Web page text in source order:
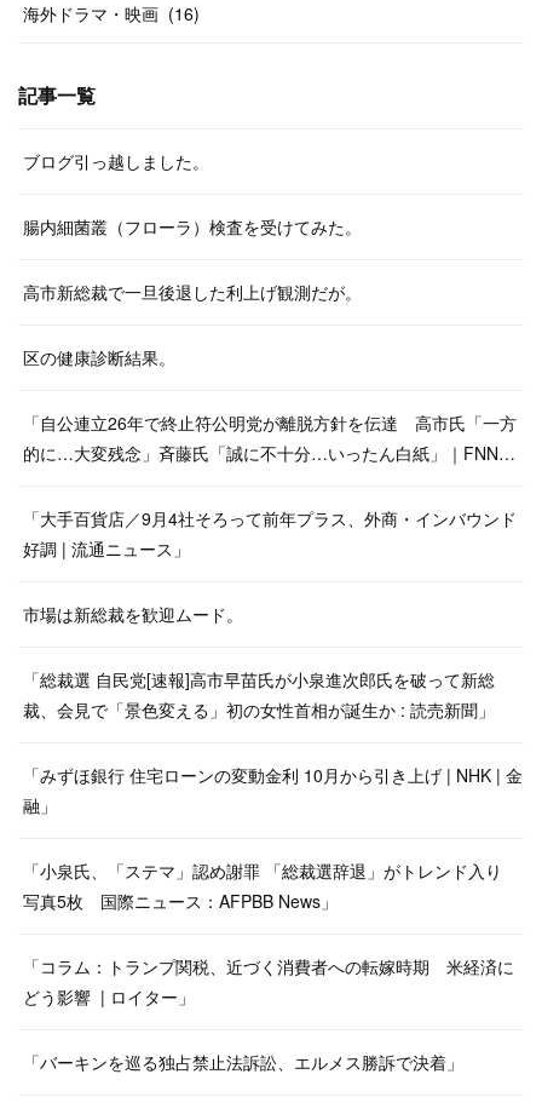
海外ドラマ・映画 (16)
記事一覧
ブログ引っ越しました。
腸内細菌叢（フローラ）検査を受けてみた。
高市新総裁で一旦後退した利上げ観測だが。
区の健康診断結果。
「自公連立26年で終止符公明党が離脱方針を伝達 高市氏「一方
的に…大変残念」斉藤氏「誠に不十分…いったん白紙」｜FNN…
「大手百貨店／9月4社そろって前年プラス、外商・インバウンド
好調 | 流通ニュース」
市場は新総裁を歓迎ムード。
「総裁選 自民党[速報]高市早苗氏が小泉進次郎氏を破って新総
裁、会見で「景色変える」初の女性首相が誕生か : 読売新聞」
「みずほ銀行 住宅ローンの変動金利 10月から引き上げ | NHK | 金
融」
「小泉氏、「ステマ」認め謝罪 「総裁選辞退」がトレンド入り
写真5枚 国際ニュース：AFPBB News」
「コラム：トランプ関税、近づく消費者への転嫁時期 米経済に
どう影響 | ロイター」
「バーキンを巡る独占禁止法訴訟、エルメス勝訴で決着」